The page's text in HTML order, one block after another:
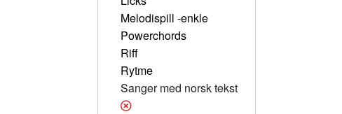
Melodispill -enkle
Powerchords
Riff
Rytme
Sanger med norsk tekst